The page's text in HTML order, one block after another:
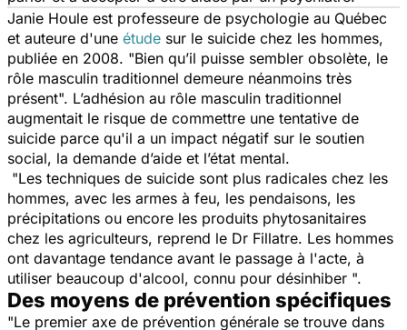
Janie Houle est professeure de psychologie au Québec
et auteure d'une étude sur le suicide chez les hommes,
publiée en 2008. "Bien qu’il puisse sembler obsolète, le
rôle masculin traditionnel demeure néanmoins très
présent". L’adhésion au rôle masculin traditionnel
augmentait le risque de commettre une tentative de
suicide parce qu'il a un impact négatif sur le soutien
social, la demande d’aide et l’état mental.
"Les techniques de suicide sont plus radicales chez les
hommes, avec les armes à feu, les pendaisons, les
précipitations ou encore les produits phytosanitaires
chez les agriculteurs, reprend le Dr Fillatre. Les hommes
ont davantage tendance avant le passage à l'acte, à
utiliser beaucoup d'alcool, connu pour désinhiber ".
Des moyens de prévention spécifiques
"Le premier axe de prévention générale se trouve dans